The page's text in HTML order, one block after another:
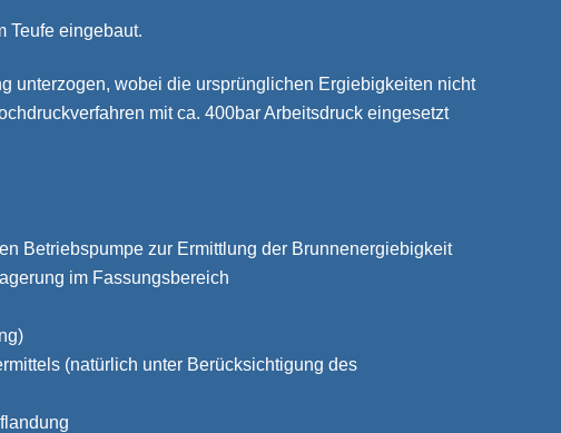
Teufe eingebaut.
unterzogen, wobei die ursprünglichen Ergiebigkeiten nicht
mit ca. 400bar Arbeitsdruck eingesetzt
Betriebspumpe zur Ermittlung der Brunnenergiebigkeit
im Fassungsbereich
(natürlich unter Berücksichtigung des